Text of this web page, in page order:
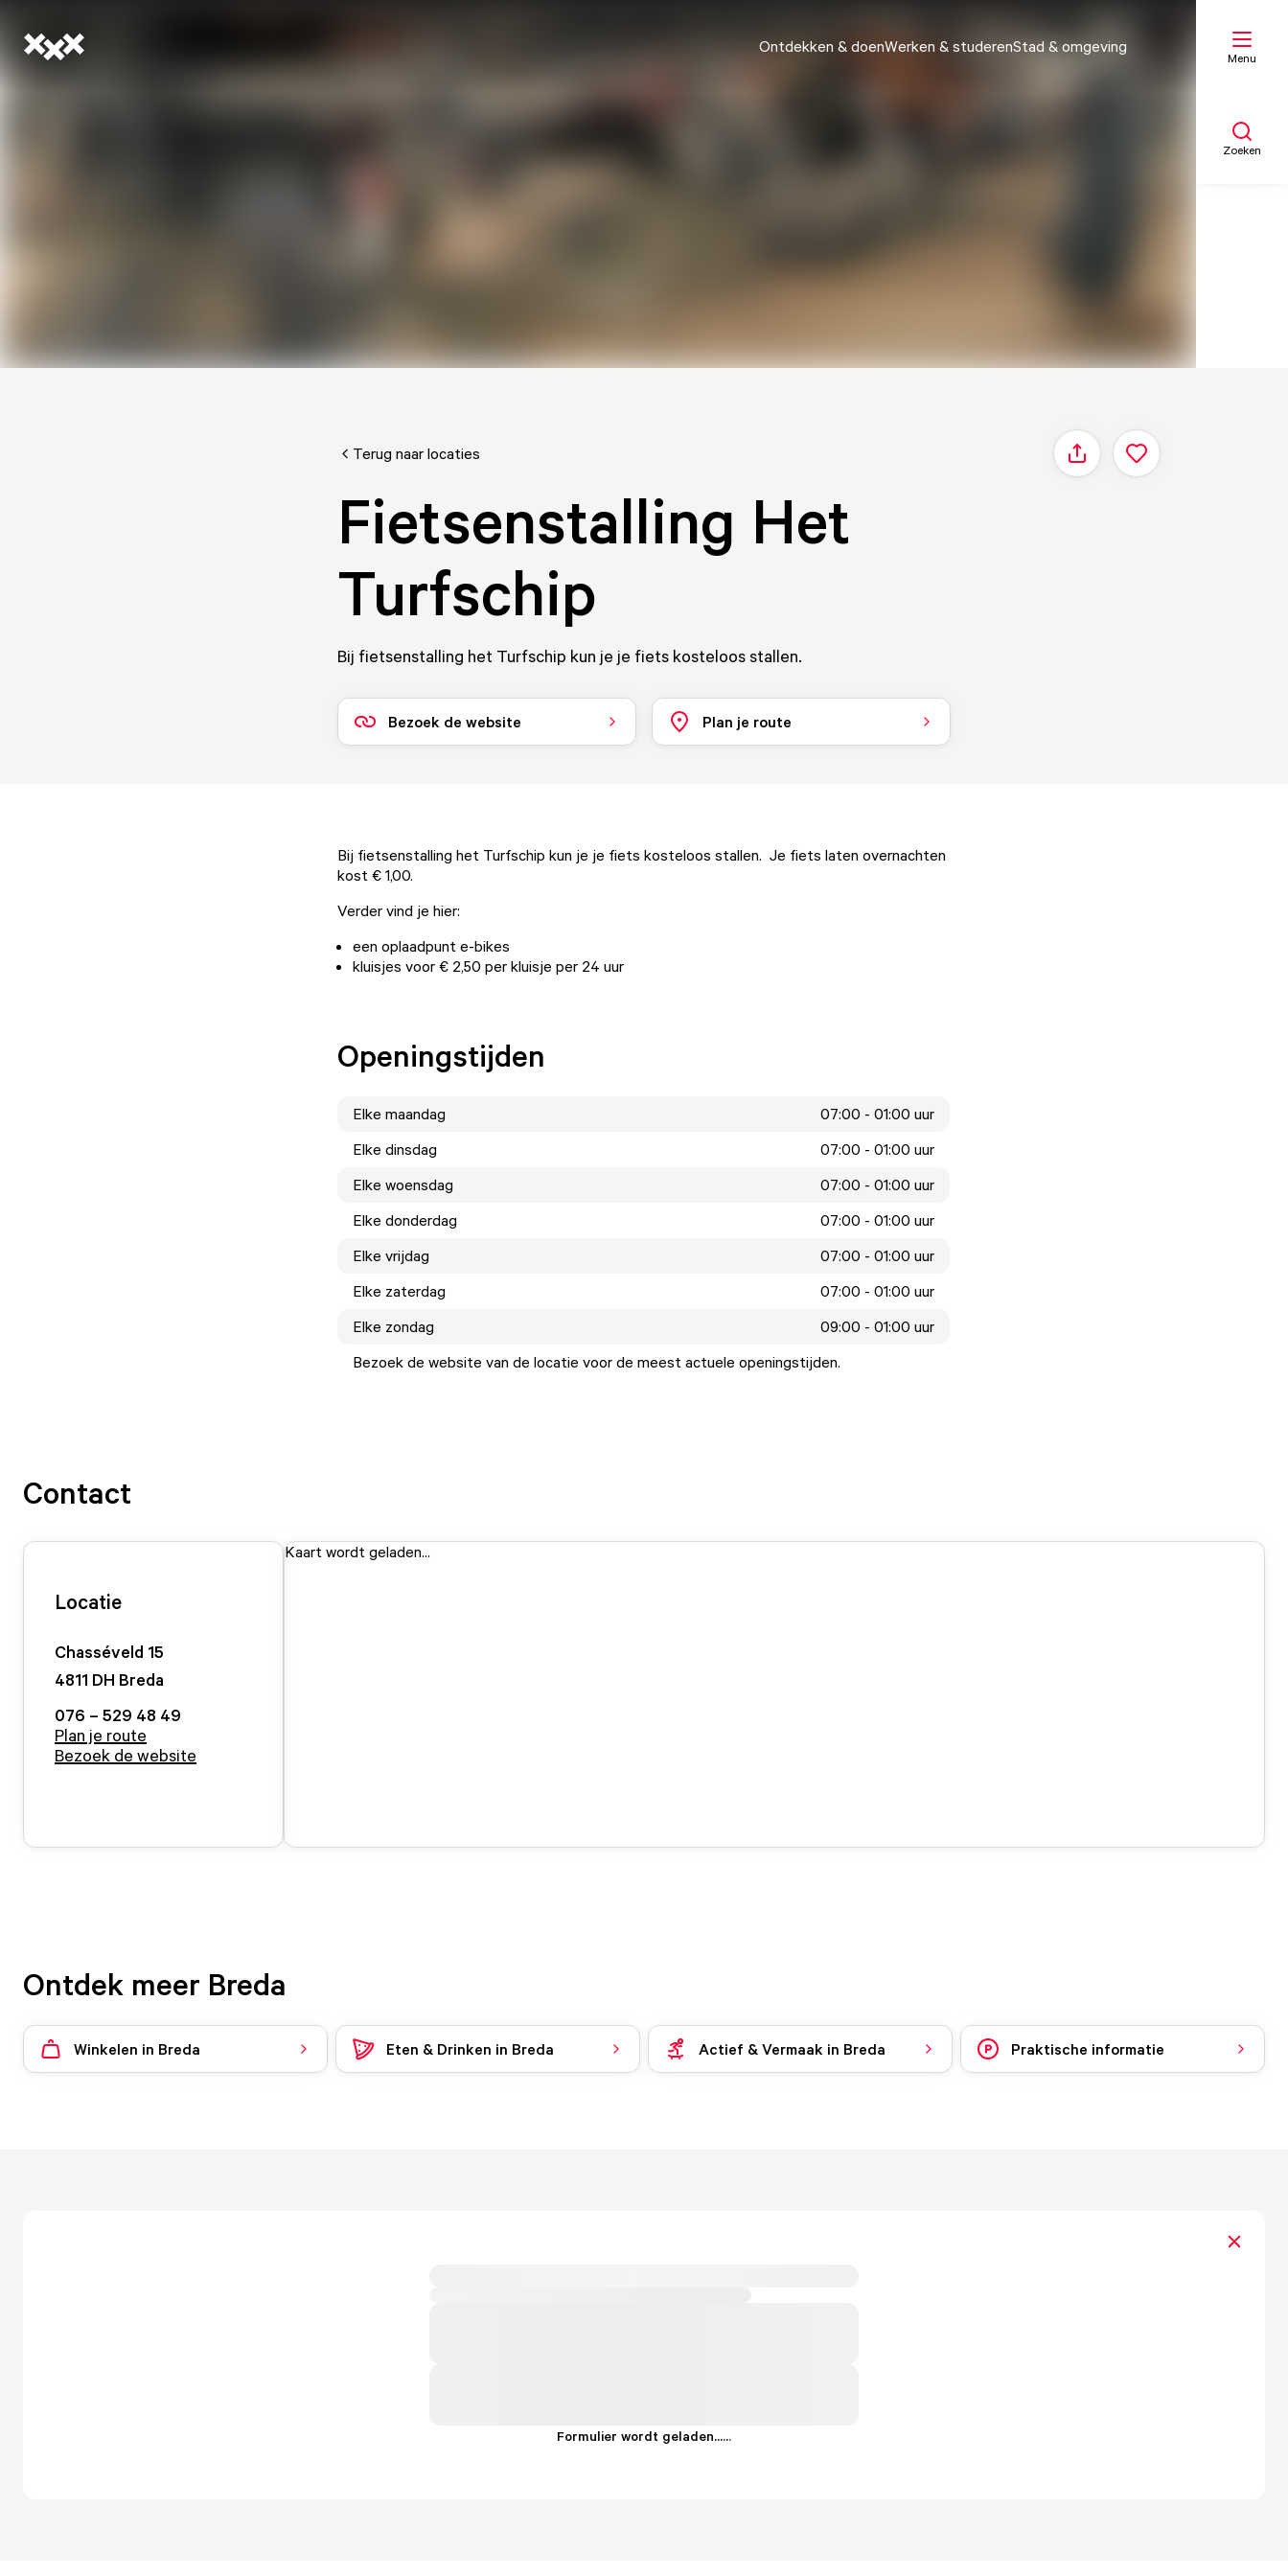
Ontdekken & doenWerken & studerenStad & omgeving
Menu
Zoeken
Terug naar locaties Delen
Fietsenstalling Het
Turfschip
Bij fietsenstalling het Turfschip kun je je fiets kosteloos stallen.
Bezoek de website Plan je route
Bij fietsenstalling het Turfschip kun je je fiets kosteloos stallen. Je fiets laten overnachten
kost € 1,00.
Verder vind je hier:
een oplaadpunt e-bikes
kluisjes voor € 2,50 per kluisje per 24 uur
Openingstijden
Elke maandag
07:00 - 01:00 uur
Elke dinsdag
07:00 - 01:00 uur
Elke woensdag
07:00 - 01:00 uur
Elke donderdag
07:00 - 01:00 uur
Elke vrijdag
07:00 - 01:00 uur
Elke zaterdag
07:00 - 01:00 uur
Elke zondag
09:00 - 01:00 uur
Bezoek de website van de locatie voor de meest actuele openingstijden.
Contact
Locatie
Chasséveld 15
4811 DH Breda
076 – 529 48 49
Plan je route
Bezoek de website
Kaart wordt geladen...
Ontdek meer Breda
Winkelen in Breda Eten & Drinken in Breda Actief & Vermaak in Breda Praktische informatie
Formulier wordt geladen......